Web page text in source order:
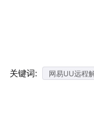
关键词: 网易UU远程